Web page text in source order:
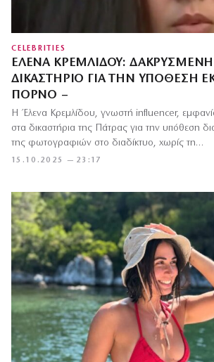
CELEBRITIES
ΈΛΕΝΑ ΚΡΕΜΛΊΔΟΥ:
ΔΙΚΑΣΤΉΡΙΟ ΓΙΑ ΤΗΝ ΥΠΌΘΕΣΗ
ΠΟΡΝΌ –
15.10.2025 — 23:17
Η Έλενα Κρεμλίδου, γνωστή influencer,
στα δικαστήρια της Πάτρας για την υπόθεση
της φωτογραφιών στο διαδίκτυο, χωρίς τη…